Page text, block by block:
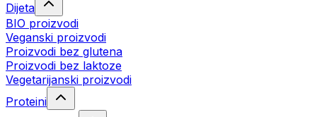
Dijeta
BIO proizvodi
Veganski proizvodi
Proizvodi bez glutena
Proizvodi bez laktoze
Vegetarijanski proizvodi
Proteini